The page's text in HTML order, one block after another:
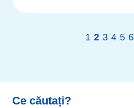
1 2 3 4 5 6
Ce căutați?